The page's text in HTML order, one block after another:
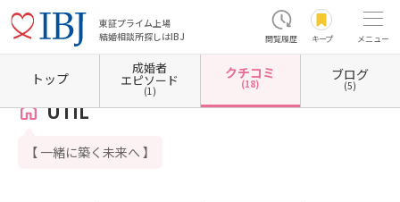
東証プライム上場
結婚相談所探しはIBJ
閲覧履歴 キープ メニュー
ホーム 兵庫県の結婚相談所 兵庫県伊丹市 UTIL クチコミ一覧
UTIL
【 一緒に築く未来へ 】
トップ
成婚者
エピソード
(1)
クチコミ
(18)
ブログ
(5)